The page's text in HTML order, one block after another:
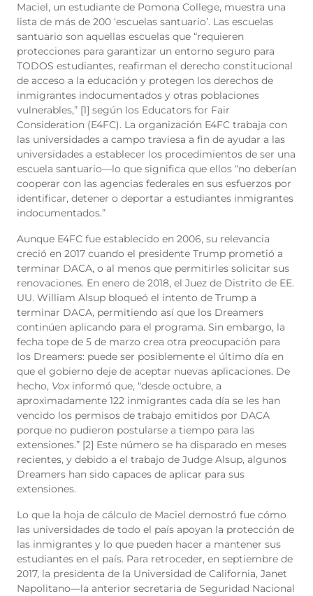
Maciel, un estudiante de Pomona College, muestra una
lista de más de 200 ‘escuelas santuario’. Las escuelas
santuario son aquellas escuelas que “requieren
protecciones para garantizar un entorno seguro para
TODOS estudiantes, reafirman el derecho constitucional
de acceso a la educación y protegen los derechos de
inmigrantes indocumentados y otras poblaciones
vulnerables,” [1] según los Educators for Fair
Consideration (E4FC). La organización E4FC trabaja con
las universidades a campo traviesa a fin de ayudar a las
universidades a establecer los procedimientos de ser una
escuela santuario—lo que significa que ellos “no deberían
cooperar con las agencias federales en sus esfuerzos por
identificar, detener o deportar a estudiantes inmigrantes
indocumentados.”
Aunque E4FC fue establecido en 2006, su relevancia
creció en 2017 cuando el presidente Trump prometió a
terminar DACA, o al menos que permitirles solicitar sus
renovaciones. En enero de 2018, el Juez de Distrito de EE.
UU. William Alsup bloqueó el intento de Trump a
terminar DACA, permitiendo así que los Dreamers
continúen aplicando para el programa. Sin embargo, la
fecha tope de 5 de marzo crea otra preocupación para
los Dreamers: puede ser posiblemente el último día en
que el gobierno deje de aceptar nuevas aplicaciones. De
hecho, Vox informó que, “desde octubre, a
aproximadamente 122 inmigrantes cada día se les han
vencido los permisos de trabajo emitidos por DACA
porque no pudieron postularse a tiempo para las
extensiones.” [2] Este número se ha disparado en meses
recientes, y debido a el trabajo de Judge Alsup, algunos
Dreamers han sido capaces de aplicar para sus
extensiones.
Lo que la hoja de cálculo de Maciel demostró fue cómo
las universidades de todo el país apoyan la protección de
las inmigrantes y lo que pueden hacer a mantener sus
estudiantes en el país. Para retroceder, en septiembre de
2017, la presidenta de la Universidad de California, Janet
Napolitano—la anterior secretaria de Seguridad Nacional